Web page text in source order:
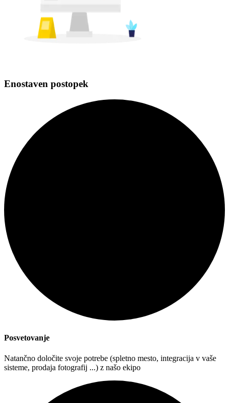
Enostaven postopek
Posvetovanje
Natančno določite svoje potrebe (spletno mesto, integracija v vaše
sisteme, prodaja fotografij ...) z našo ekipo